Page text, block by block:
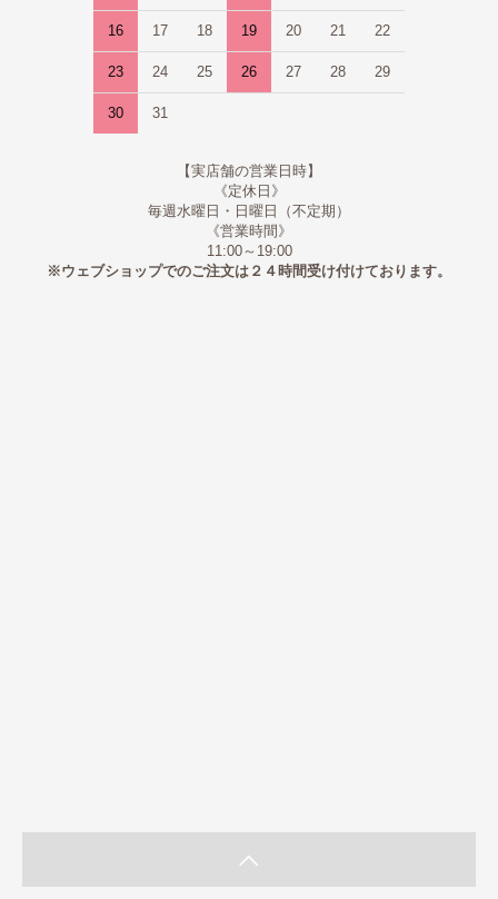
16 17 18 19 20 21 22
23 24 25 26 27 28 29
30 31
【実店舗の営業日時】
《定休日》
毎週水曜日・日曜日（不定期）
《営業時間》
11:00～19:00
※ウェブショップでのご注文は２４時間受け付けております。